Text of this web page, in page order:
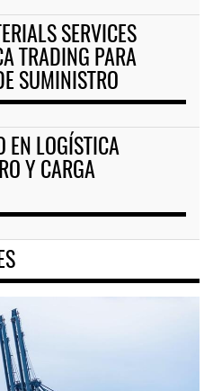
SERVICES
TRADING PARA
SUMINISTRO
EN LOGÍSTICA
Y CARGA